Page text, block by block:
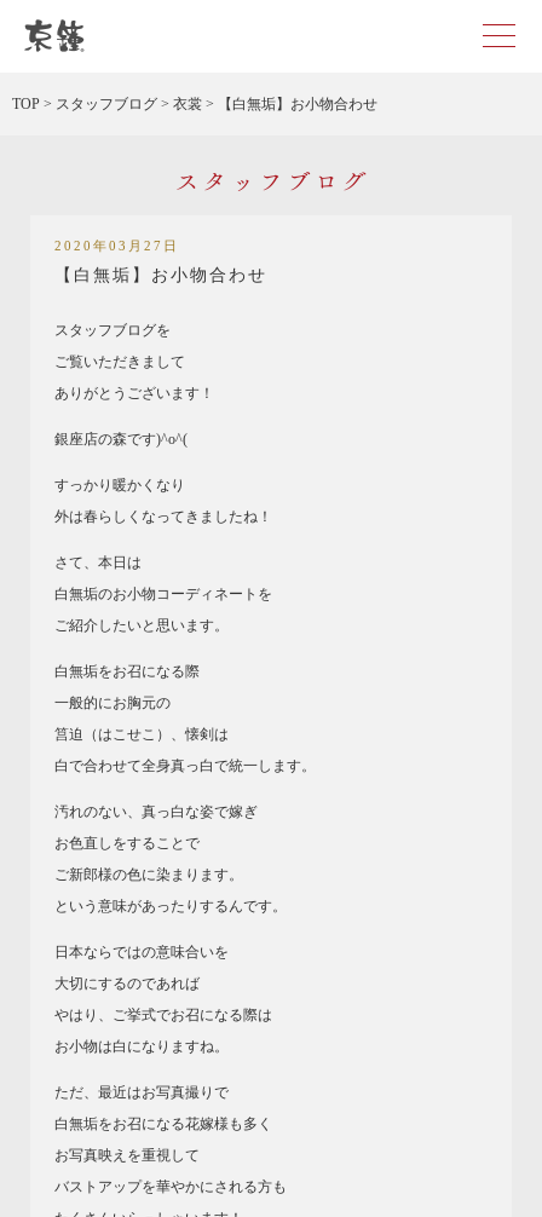
TOP > スタッフブログ > 衣裳 > 【白無垢】お小物合わせ
スタッフブログ
2020年03月27日
【白無垢】お小物合わせ
スタッフブログを
ご覧いただきまして
ありがとうございます！
銀座店の森です)^o^(
すっかり暖かくなり
外は春らしくなってきましたね！
さて、本日は
白無垢のお小物コーディネートを
ご紹介したいと思います。
白無垢をお召になる際
一般的にお胸元の
筥迫（はこせこ）、懐剣は
白で合わせて全身真っ白で統一します。
汚れのない、真っ白な姿で嫁ぎ
お色直しをすることで
ご新郎様の色に染まります。
という意味があったりするんです。
日本ならではの意味合いを
大切にするのであれば
やはり、ご挙式でお召になる際は
お小物は白になりますね。
ただ、最近はお写真撮りで
白無垢をお召になる花嫁様も多く
お写真映えを重視して
バストアップを華やかにされる方も